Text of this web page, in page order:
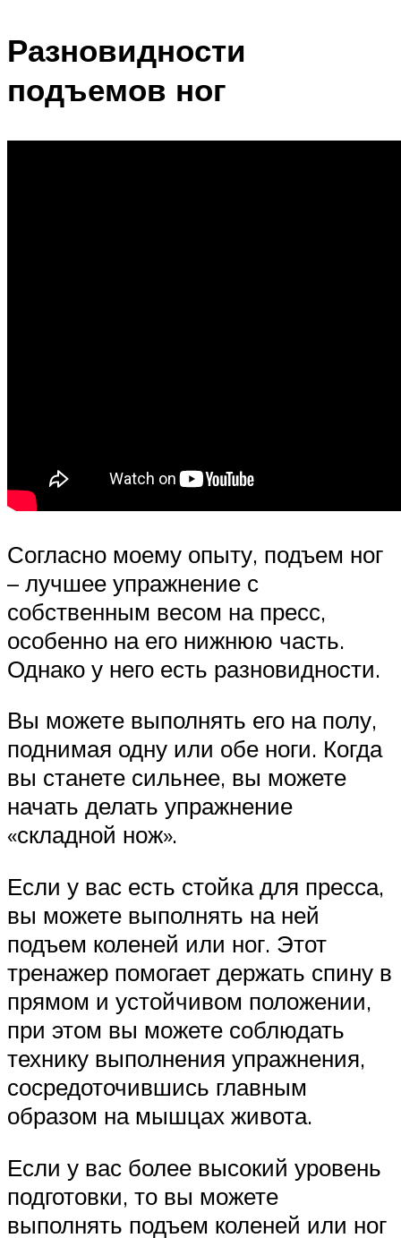
Разновидности
подъемов ног
Согласно моему опыту, подъем ног
– лучшее упражнение с
собственным весом на пресс,
особенно на его нижнюю часть.
Однако у него есть разновидности.
Вы можете выполнять его на полу,
поднимая одну или обе ноги. Когда
вы станете сильнее, вы можете
начать делать упражнение
«складной нож».
Если у вас есть стойка для пресса,
вы можете выполнять на ней
подъем коленей или ног. Этот
тренажер помогает держать спину в
прямом и устойчивом положении,
при этом вы можете соблюдать
технику выполнения упражнения,
сосредоточившись главным
образом на мышцах живота.
Если у вас более высокий уровень
подготовки, то вы можете
выполнять подъем коленей или ног